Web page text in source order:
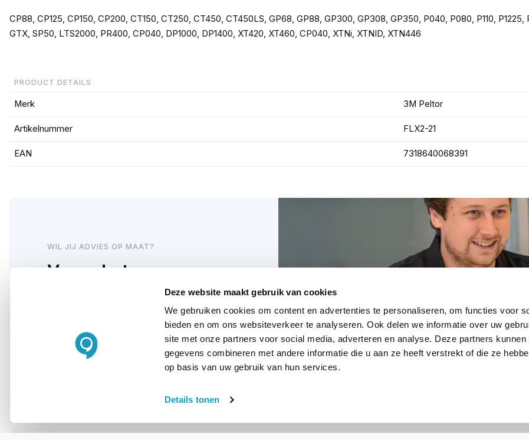
Deze website maakt gebruik van cookies
We gebruiken cookies om content en advertenties te personaliseren, om functies voor
bieden en om ons websiteverkeer te analyseren. Ook delen we informatie over uw
site met onze partners voor social media, adverteren en analyse. Deze partners kunnen
gegevens combineren met andere informatie die u aan ze heeft verstrekt of die ze
op basis van uw gebruik van hun services.
Details tonen
CP88, CP125, CP150, CP200, CT150, CT250, CT450, CT450LS, GP68, GP88, GP300, GP308, GP350, P040, P080, P110,
GTX, SP50, LTS2000, PR400, CP040, DP1000, DP1400, XT420, XT460, CP040, XTNi, XTNID, XTN446
PRODUCT DETAILS
Merk 3M Peltor
Artikelnummer FLX2-21
EAN 7318640068391
WIL JIJ ADVIES OP MAAT?
Vraag het onze
E-mail